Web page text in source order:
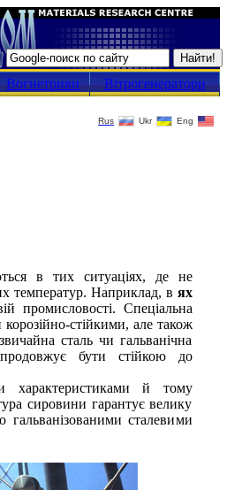
Вогнетриви Вітрогенератори
Rus Ukr Eng
в тих ситуаціях, де не
температур. Наприклад, в ях
промисловості. Спеціальна
стійкими, але також
сталь чи гальванічна
продовжує бути стійкою до
характеристиками й тому
сировини гарантує велику
гальванізованими сталевими